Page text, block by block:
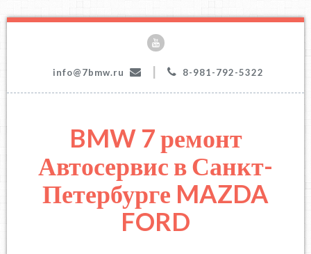
info@7bmw.ru 8-981-792-5322
BMW 7 ремонт
Автосервис в Санкт-
Петербурге MAZDA
FORD